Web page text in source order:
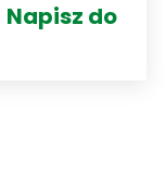
Napisz do